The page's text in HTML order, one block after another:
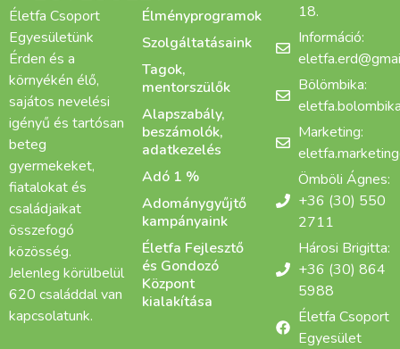
Életfa Csoport
Egyesületünk
Érden és a
környékén élő,
sajátos nevelési
igényű és tartósan
beteg
gyermekeket,
fiatalokat és
családjaikat
összefogó
közösség.
Jelenleg körülbelül
620 családdal van
kapcsolatunk.
Élményprogramok
Szolgáltatásaink
Tagok,
mentorszülők
Alapszabály,
beszámolók,
adatkezelés
Adó 1 %
Adománygyűjtő
kampányaink
Életfa Fejlesztő
és Gondozó
Központ
kialakítása
18.
Információ:
Bölömbika:
Marketing:
Ömböli Ágnes:
+36 (30) 550
2711
Hárosi Brigitta:
+36 (30) 864
5988
Életfa Csoport
Egyesület